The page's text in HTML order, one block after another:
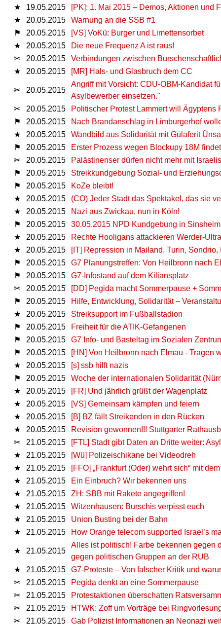
★
19.05.2015
[PK]: 1. Mai 2015 – Demos, Aktionen und
★
20.05.2015
Warnung an die SSB #1
⚑
20.05.2015
[VS] VoKü: Burger und Limettensorbet
★
20.05.2015
Die neue Frequenz A ist raus!
✂
20.05.2015
Verbindungen zwischen
★
20.05.2015 [MR] Hals- und Glasbruch dem CC
✂ 20.05.2015
Angriff mit Vorsicht: CDU-OBM-Kandidat
Asylbewerber einsetzen."
✂
20.05.2015
Politischer Protest Lammert will Ägyptens
⚑
20.05.2015
Nach Brandanschlag in Limburgerhof
★
20.05.2015
Wandbild aus Solidarität mit Gülaferit
⚑
20.05.2015
Erster Prozess wegen Blockupy 18M
✂
20.05.2015
Palästinenser dürfen nicht mehr mit
⚑
20.05.2015
Streikkundgebung Sozial- und
⚑
20.05.2015
KoZe bleibt!
★
20.05.2015
(CO) Jeder Stadt das Spektakel, das sie
★
20.05.2015
Nazi aus Zwickau, nun in Köln!
⚑
20.05.2015
30.05.2015 NPD Kundgebung in Sinsheim
★
20.05.2015
Rechte Hooligans attackieren Werder-
★
20.05.2015
[IT] Repression in Mailand, Turin, Sondrio,
⚑
20.05.2015
G7 Planungstreffen: Von Heilbronn nach
⚑
20.05.2015
G7-Infostand auf dem Kiliansplatz
✂
20.05.2015
[DD] Pegida macht Sommerpause +
⚑
20.05.2015
Hilfe, Entwicklung, Solidarität –
★
20.05.2015
Streiksupport im Fußballstadion
⚑
20.05.2015
Freiheit für die ATIK-Gefangenen
⚑
20.05.2015
G7 Info- und Basteltag im Sozialen
⚑
20.05.2015
[HN] Von Heilbronn nach Elmau - Tragen
★
20.05.2015
[s] ssb hilft nazis
⚑
20.05.2015
Woche der internationalen Solidarität
★
20.05.2015
[FR] Und jährlich grüßt der Wagenplatz
★
20.05.2015
[VS] Gemeinsam kämpfen und feiern
★
20.05.2015
[B] BZ fällt Streikenden in den Rücken
★
20.05.2015
Revision gewonnen!!! Stuttgarter
✂
21.05.2015
[FTL] Stadt gibt Daten an Dritte weiter:
★
21.05.2015
[Wü] Polizeischikane bei Videodreh
★
21.05.2015
[FFO] „Frankfurt (Oder) wehrt sich“ mit dem
★
21.05.2015
Ein Einbruch? Wir bekennen uns
★
21.05.2015
ZH: SBB mit Rakete angegriffen!
★
21.05.2015
Witzenhausen: Burschis verpisst euch
★
21.05.2015
Union Busting bei der Bahn
★
21.05.2015 How Orange telecom supported Israel’s
★ 21.05.2015
Alles ist politisch! Farbe bekennen gegen
gegen politischen Gruppen an der RUB
★
21.05.2015
G7-Proteste – Von falscher Kritik und
✂
21.05.2015
Pegida denkt an eine Sommerpause
✂
21.05.2015
Protestaktionen überschatten
✂
21.05.2015
HTWK: Zoff um Vorträge bei
✂
21.05.2015
Gab Polizist Informationen an Neonazi